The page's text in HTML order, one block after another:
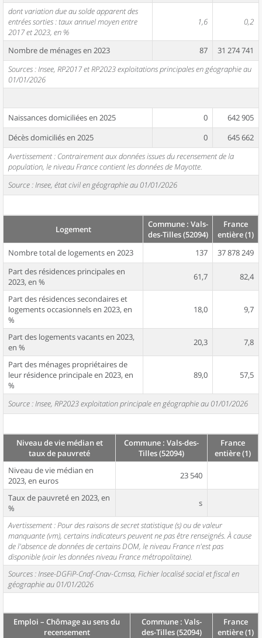
dont variation due au solde apparent des
entrées sorties : taux annuel moyen entre
2017 et 2023, en %
1,6 0,2
Nombre de ménages en 2023 87
31 274 741
Sources : Insee, RP2017 et RP2023 exploitations principales en géographie au
01/01/2026
Naissances domiciliées en 2025 0
642 905
Décès domiciliés en 2025
0
645 662
Avertissement : Contrairement aux données issues du recensement de la
population, le niveau France contient les données de Mayotte.
Source : Insee, état civil en géographie au 01/01/2026
Logement
Commune : Vals-
des-Tilles (52094)
France
entière (1)
Nombre total de logements en 2023
137
37 878 249
Part des résidences principales en
2023, en %
61,7 82,4
Part des résidences secondaires et
logements occasionnels en 2023, en
%
18,0 9,7
Part des logements vacants en 2023,
en %
20,3 7,8
Part des ménages propriétaires de
leur résidence principale en 2023, en
%
89,0 57,5
Source : Insee, RP2023 exploitation principale en géographie au 01/01/2026
Niveau de vie médian et
taux de pauvreté
Commune : Vals-des-
Tilles (52094)
France
entière (1)
Niveau de vie médian en
2023, en euros
23 540
Taux de pauvreté en 2023, en
%
s
Avertissement : Pour des raisons de secret statistique (s) ou de valeur
manquante (vm), certains indicateurs peuvent ne pas être renseignés. À cause
de l'absence de données de certains DOM, le niveau France n'est pas
disponible (voir les données niveau France métropolitaine).
Sources : Insee-DGFiP-Cnaf-Cnav-Ccmsa, Fichier localisé social et fiscal en
géographie au 01/01/2026
Emploi – Chômage au sens du
recensement
Commune : Vals-
des-Tilles (52094)
France
entière (1)